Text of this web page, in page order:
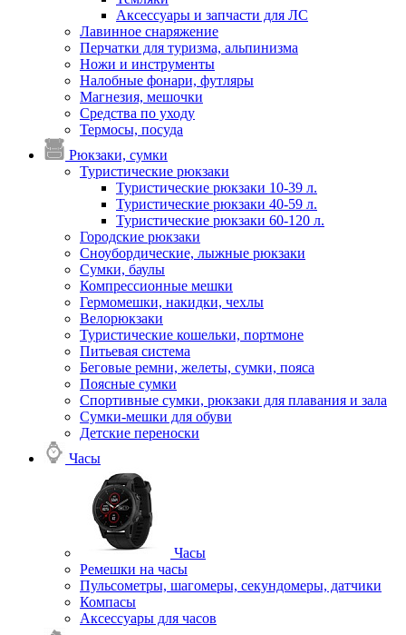
Аксессуары и запчасти для ЛС
Лавинное снаряжение
Перчатки для туризма, альпинизма
Ножи и инструменты
Налобные фонари, футляры
Магнезия, мешочки
Средства по уходу
Термосы, посуда
Рюкзаки, сумки
Туристические рюкзаки
Туристические рюкзаки 10-39 л.
Туристические рюкзаки 40-59 л.
Туристические рюкзаки 60-120 л.
Городские рюкзаки
Сноубордические, лыжные рюкзаки
Сумки, баулы
Компрессионные мешки
Гермомешки, накидки, чехлы
Велорюкзаки
Туристические кошельки, портмоне
Питьевая система
Беговые ремни, желеты, сумки, пояса
Поясные сумки
Спортивные сумки, рюкзаки для плавания и зала
Сумки-мешки для обуви
Детские переноски
Часы
Часы
Ремешки на часы
Пульсометры, шагомеры, секундомеры, датчики
Компасы
Аксессуары для часов